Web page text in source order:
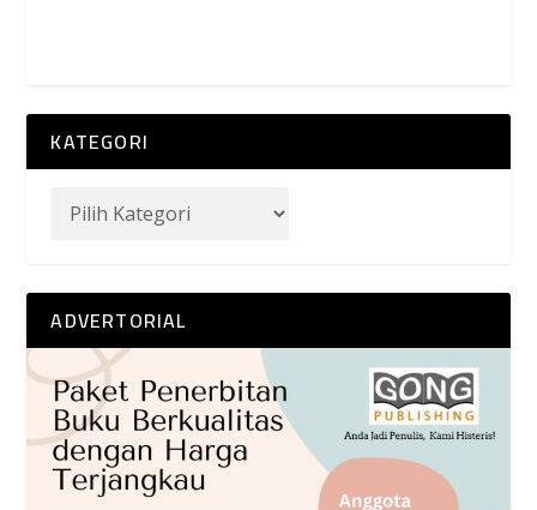
KATEGORI
ADVERTORIAL